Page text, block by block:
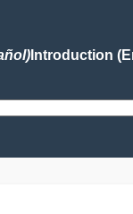
Introduction